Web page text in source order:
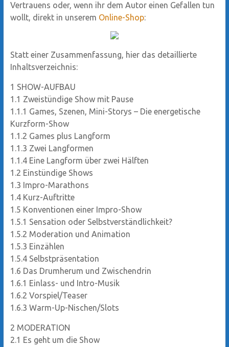
Vertrauens oder, wenn ihr dem Autor einen Gefallen tun
wollt, direkt in unserem Online-Shop:
Statt einer Zusammenfassung, hier das detaillierte
Inhaltsverzeichnis:
1 SHOW-AUFBAU
1.1 Zweistündige Show mit Pause
1.1.1 Games, Szenen, Mini-Storys – Die energetische
Kurzform-Show
1.1.2 Games plus Langform
1.1.3 Zwei Langformen
1.1.4 Eine Langform über zwei Hälften
1.2 Einstündige Shows
1.3 Impro-Marathons
1.4 Kurz-Auftritte
1.5 Konventionen einer Impro-Show
1.5.1 Sensation oder Selbstverständlichkeit?
1.5.2 Moderation und Animation
1.5.3 Einzählen
1.5.4 Selbstpräsentation
1.6 Das Drumherum und Zwischendrin
1.6.1 Einlass- und Intro-Musik
1.6.2 Vorspiel/Teaser
1.6.3 Warm-Up-Nischen/Slots
2 MODERATION
2.1 Es geht um die Show